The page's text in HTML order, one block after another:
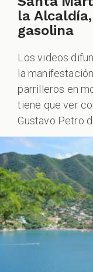
la
gasolina
Los videos
la
parrilleros en
tiene que ver
Gustavo Petro